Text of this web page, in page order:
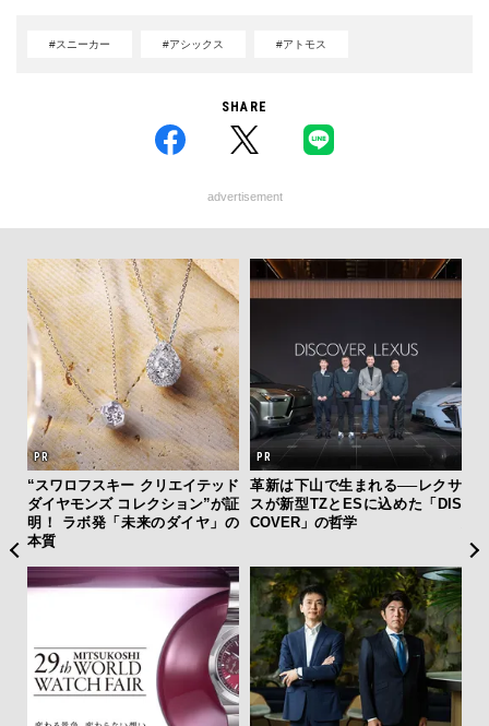
#スニーカー #アシックス #アトモス
SHARE
advertisement
“スワロフスキー クリエイテッド
ダイヤモンズ コレクション”が証
明！ ラボ発「未来のダイヤ」の
本質
革新は下山で生まれる──レクサ
スが新型TZとESに込めた「DIS
COVER」の哲学